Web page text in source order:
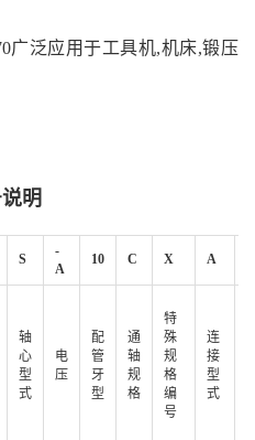
广泛应用于工具机,机床,锻压
明
S
-
A
10 C X A
轴
心
型
式
电
压
配
管
牙
型
通
轴
规
格
特
殊
规
格
编
号
连
接
型
式